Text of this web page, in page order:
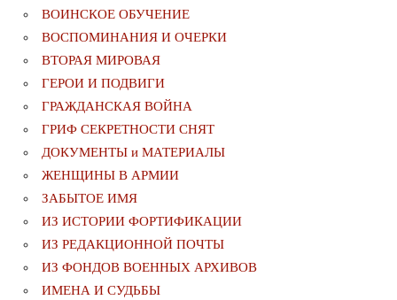
ВОИНСКОЕ ОБУЧЕНИЕ
ВОСПОМИНАНИЯ И ОЧЕРКИ
ВТОРАЯ МИРОВАЯ
ГЕРОИ И ПОДВИГИ
ГРАЖДАНСКАЯ ВОЙНА
ГРИФ СЕКРЕТНОСТИ СНЯТ
ДОКУМЕНТЫ и МАТЕРИАЛЫ
ЖЕНЩИНЫ В АРМИИ
ЗАБЫТОЕ ИМЯ
ИЗ ИСТОРИИ ФОРТИФИКАЦИИ
ИЗ РЕДАКЦИОННОЙ ПОЧТЫ
ИЗ ФОНДОВ ВОЕННЫХ АРХИВОВ
ИМЕНА И СУДЬБЫ